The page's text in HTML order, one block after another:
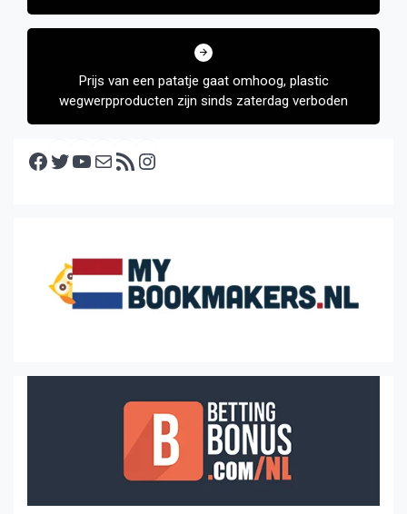
Prijs van een patatje gaat omhoog, plastic
wegwerpproducten zijn sinds zaterdag verboden
Facebook Twitter YouTube E-mail RSS feed